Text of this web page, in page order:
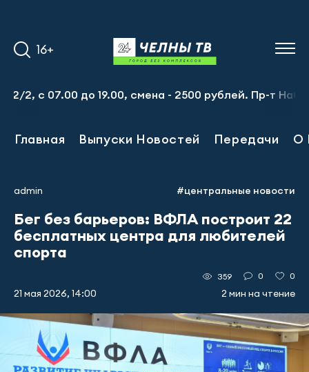
16+
07.00 до 19.00, смена - 2500 рублей. Пр-т
Главная Выпуски Новостей Передачи О
admin #центральные новости
Бег без барьеров: ВФЛА построит 22
бесплатных центра для любителей
спорта
21 мая 2026, 14:00
359 0 0
2 мин на чтение